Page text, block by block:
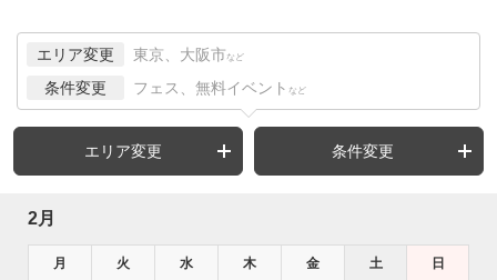
エリア変更 東京、大阪市 など
条件変更 フェス、無料イベント など
エリア変更 条件変更
2月
月 火 水 木 金 土 日